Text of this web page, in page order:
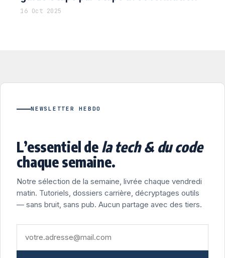
16 Oct 2025
NEWSLETTER HEBDO
L’essentiel de la tech & du code
chaque semaine.
Notre sélection de la semaine, livrée chaque vendredi
matin. Tutoriels, dossiers carrière, décryptages outils
— sans bruit, sans pub. Aucun partage avec des tiers.